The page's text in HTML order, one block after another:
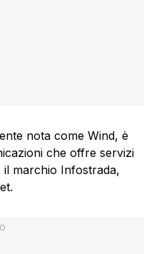
nota come Wind, è
che offre servizi
marchio Infostrada,